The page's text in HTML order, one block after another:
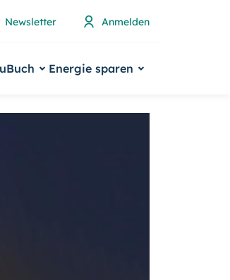
Newsletter Anmelden
Energie sparen